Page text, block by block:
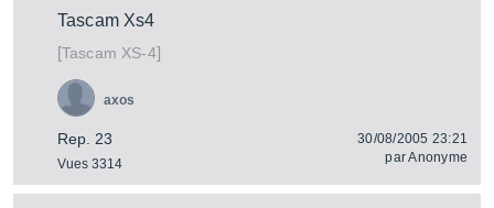
Tascam Xs4
[Tascam XS-4]
Rep. 23
Vues 3314
axos
30/08/2005 23:21
parAnonyme